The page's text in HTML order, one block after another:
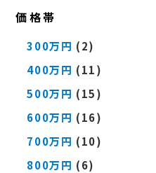
価格帯
300万円 (2)
400万円 (11)
500万円 (15)
600万円 (16)
700万円 (10)
800万円 (6)